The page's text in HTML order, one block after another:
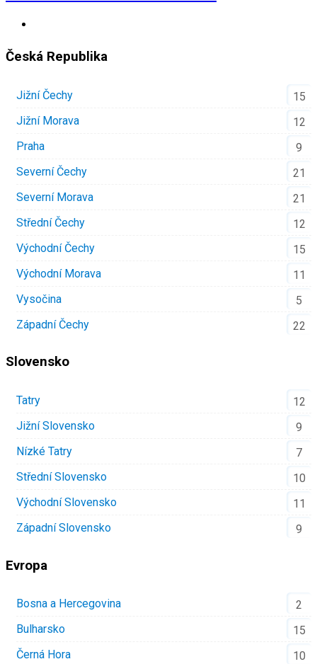
Česká Republika
Jižní Čechy
15
Jižní Morava
12
Praha
9
Severní Čechy
21
Severní Morava
21
Střední Čechy
12
Východní Čechy
15
Východní Morava
11
Vysočina
5
Západní Čechy
22
Slovensko
Tatry
12
Jižní Slovensko
9
Nízké Tatry
7
Střední Slovensko
10
Východní Slovensko
11
Západní Slovensko
9
Evropa
Bosna a Hercegovina
2
Bulharsko
15
Černá Hora
10